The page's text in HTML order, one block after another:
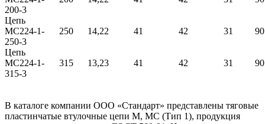
200-3
Цепь
МС224-1-
250-3
250 14,22 41 42 31 90
Цепь
МС224-1-
315-3
315 13,23 41 42 31 90
В каталоге компании ООО «Стандарт» представлены тяговые
пластинчатые втулочные цепи М, МС (Тип 1), продукция